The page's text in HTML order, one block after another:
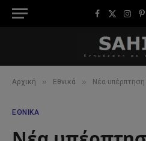
Facebook
X
Αρχική » Εθνικά » Νέα υπέρπτηση
ΕΘΝΙΚΆ